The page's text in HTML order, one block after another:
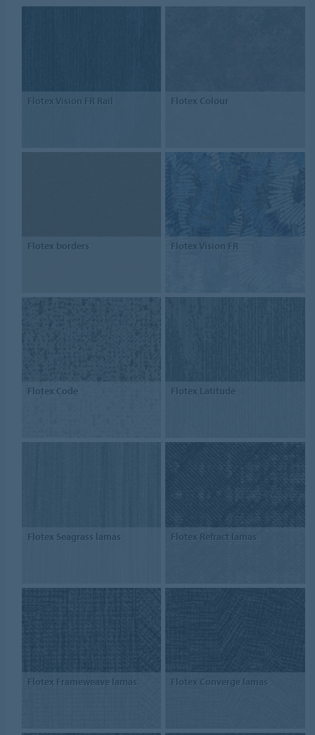
Flotex Vision FR Rail Flotex Colour
Flotex borders Flotex Vision FR
Flotex Code Flotex Latitude
Flotex Seagrass lamas Flotex Refract lamas
Flotex Frameweave lamas Flotex Converge lamas